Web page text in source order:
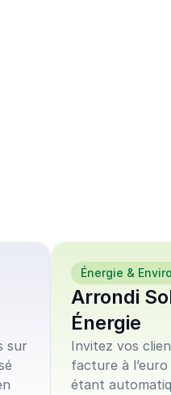
sur
Énergie &
Arrondi
Énergie
Invitez vos
facture à
étant